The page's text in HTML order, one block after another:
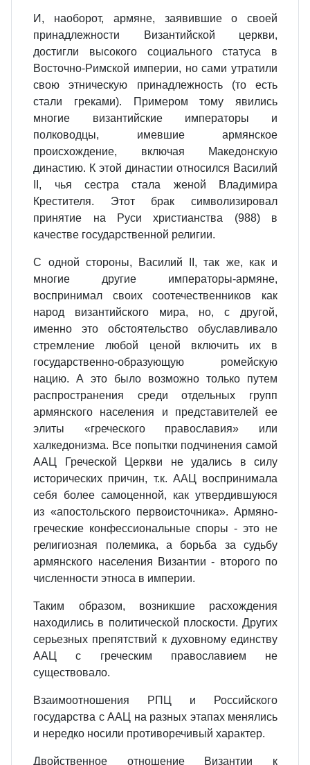
И, наоборот, армяне, заявившие о своей
принадлежности Византийской церкви,
достигли высокого социального статуса в
Восточно-Римской империи, но сами утратили
свою этническую принадлежность (то есть
стали греками). Примером тому явились
многие византийские императоры и
полководцы, имевшие армянское
происхождение, включая Македонскую
династию. К этой династии относился Василий
II, чья сестра стала женой Владимира
Крестителя. Этот брак символизировал
принятие на Руси христианства (988) в
качестве государственной религии.
С одной стороны, Василий II, так же, как и
многие другие императоры-армяне,
воспринимал своих соотечественников как
народ византийского мира, но, с другой,
именно это обстоятельство обуславливало
стремление любой ценой включить их в
государственно-образующую ромейскую
нацию. А это было возможно только путем
распространения среди отдельных групп
армянского населения и представителей ее
элиты «греческого православия» или
халкедонизма. Все попытки подчинения самой
ААЦ Греческой Церкви не удались в силу
исторических причин, т.к. ААЦ воспринимала
себя более самоценной, как утвердившуюся
из «апостольского первоисточника». Армяно-
греческие конфессиональные споры - это не
религиозная полемика, а борьба за судьбу
армянского населения Византии - второго по
численности этноса в империи.
Таким образом, возникшие расхождения
находились в политической плоскости. Других
серьезных препятствий к духовному единству
ААЦ с греческим православием не
существовало.
Взаимоотношения РПЦ и Российского
государства с ААЦ на разных этапах менялись
и нередко носили противоречивый характер.
Двойственное отношение Византии к